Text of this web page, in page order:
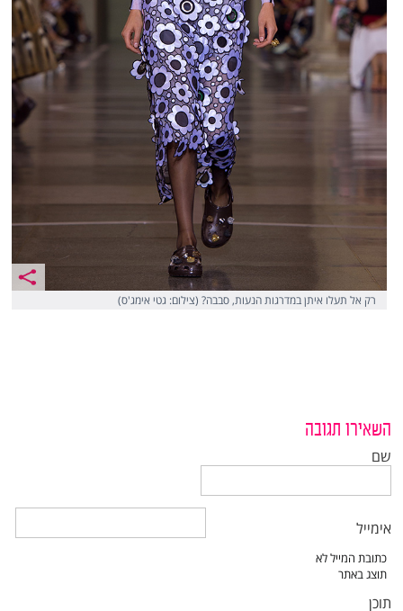
רק אל תעלו איתן במדרגות הנעות, סבבה? (צילום: גטי אימג'ס)
השאירו תגובה
שם
אימייל
תוכן